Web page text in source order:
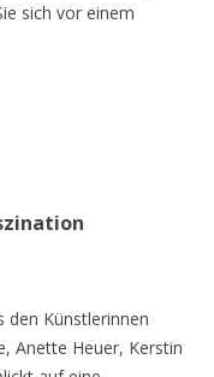
sich vor einem
den Künstlerinnen
Anette Heuer, Kerstin